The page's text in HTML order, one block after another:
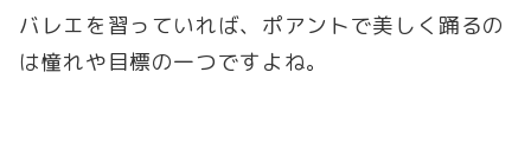
バレエを習っていれば、ポアントで美しく踊るの
は憧れや目標の一つですよね。